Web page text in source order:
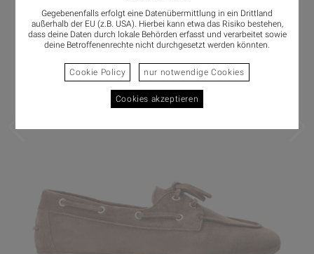
Gegebenenfalls erfolgt eine Datenübermittlung in ein Drittland
außerhalb der EU (z.B. USA). Hierbei kann etwa das Risiko bestehen,
dass deine Daten durch lokale Behörden erfasst und verarbeitet sowie
deine Betroffenenrechte nicht durchgesetzt werden könnten.
Cookie Policy nur notwendige Cookies
Cookies akzeptieren